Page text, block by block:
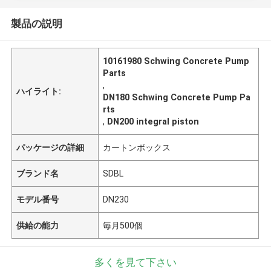
製品の説明
ハイライト:
10161980 Schwing Concrete Pump
Parts
,
DN180 Schwing Concrete Pump Pa
rts
, DN200 integral piston
パッケージの詳細 カートンボックス
ブランド名 SDBL
モデル番号 DN230
供給の能力 毎月500個
多くを見て下さい